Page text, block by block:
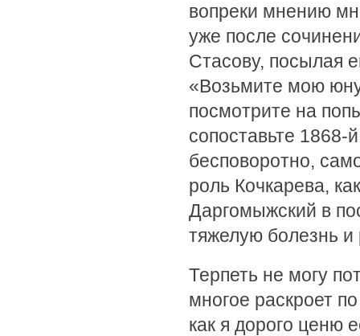
вопреки мнению
уже после
Стасову, посылая
«Возьмите мою
посмотрите на
сопоставьте
бесповоротно,
роль Кочкарева,
Даргомыжский в
тяжелую болезнь и
Терпеть не могу
многое раскроет
как я дорого ценю